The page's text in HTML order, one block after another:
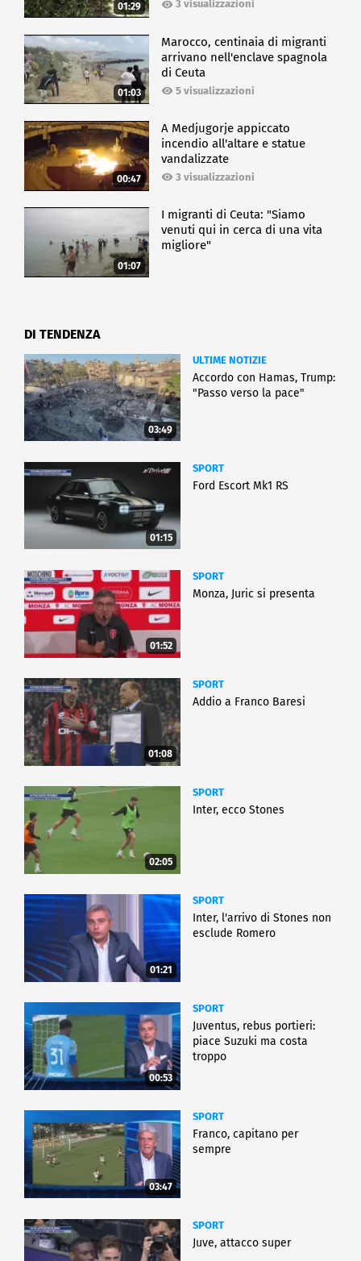
01:29 3 visualizzazioni
01:03
Marocco, centinaia di migranti
arrivano nell'enclave spagnola
di Ceuta
5 visualizzazioni
00:47
A Medjugorje appiccato
incendio all'altare e statue
vandalizzate
3 visualizzazioni
01:07
I migranti di Ceuta: "Siamo
venuti qui in cerca di una vita
migliore"
DI TENDENZA
03:49
ULTIME NOTIZIE
Accordo con Hamas, Trump:
"Passo verso la pace"
01:15
SPORT
Ford Escort Mk1 RS
01:52
SPORT
Monza, Juric si presenta
01:08
SPORT
Addio a Franco Baresi
02:05
SPORT
Inter, ecco Stones
01:21
SPORT
Inter, l'arrivo di Stones non
esclude Romero
00:53
SPORT
Juventus, rebus portieri:
piace Suzuki ma costa
troppo
03:47
SPORT
Franco, capitano per
sempre
SPORT
Juve, attacco super